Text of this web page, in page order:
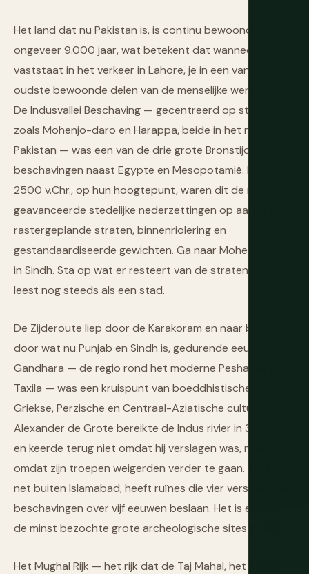
Het land dat nu Pakistan is, is continu bewoond voor
ongeveer 9.000 jaar, wat betekent dat wanneer je
vaststaat in het verkeer in Lahore, je in een van de
oudste bewoonde delen van de menselijke wereld bent.
De Indusvallei Beschaving — gecentreerd op steden
zoals Mohenjo-daro en Harappa, beide in het moderne
Pakistan — was een van de drie grote Bronstijd
beschavingen naast Egypte en Mesopotamië. Rond
2500 v.Chr., op hun hoogtepunt, waren dit de meest
geavanceerde stedelijke nederzettingen op aarde, met
rastergeplande straten, binnenriolering en
gestandaardiseerde gewichten. Ga naar Mohenjo-daro
in Sindh. Sta op wat er resteert van de straten. Het
leest nog steeds als een stad.
De Zijderoute liep door de Karakoram en naar beneden
door wat nu Punjab en Sindh is, gedurende eeuwen.
Gandhara — de regio rond het moderne Peshawar en
Taxila — was een kruispunt van boeddhistische,
Griekse, Perzische en Centraal-Aziatische cultuur.
Alexander de Grote bereikte de Indus rivier in 326 v.Chr.
en keerde terug niet omdat hij verslagen was, maar
omdat zijn troepen weigerden verder te gaan. Taxila,
net buiten Islamabad, heeft ruïnes die vier verschillende
beschavingen over vijf eeuwen beslaan. Het is een van
de minst bezochte grote archeologische sites in Azië.
Het Mughal Rijk — het rijk dat de Taj Mahal, het Rode